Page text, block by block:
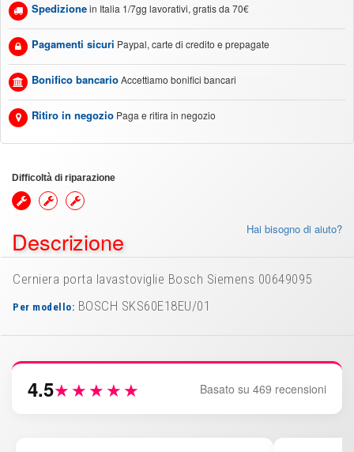
Spedizionein Italia 1/7gg lavorativi, gratis da 70€
Pagamenti sicuri Paypal, carte di credito e prepagate
Bonifico bancarioAccettiamo bonifici bancari
Ritiro in negozio Paga e ritira in negozio
Difficoltà di riparazione
Hai bisogno di aiuto?
Descrizione
Cerniera porta lavastoviglie Bosch Siemens 00649095
Per modello: BOSCH SKS60E18EU/01
4.5★★★★★ Basato su 469 recensioni